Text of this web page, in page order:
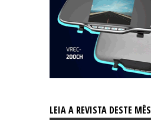
LEIA A REVISTA DESTE MÊS